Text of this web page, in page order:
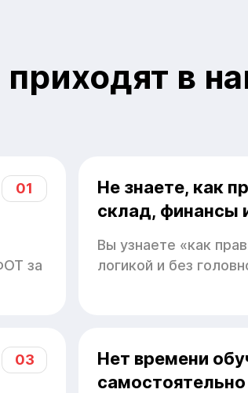
в
01
за
Не знаете, как
склад, финансы
Вы узнаете «как
логикой и без
03
Нет времени
самостоятельно